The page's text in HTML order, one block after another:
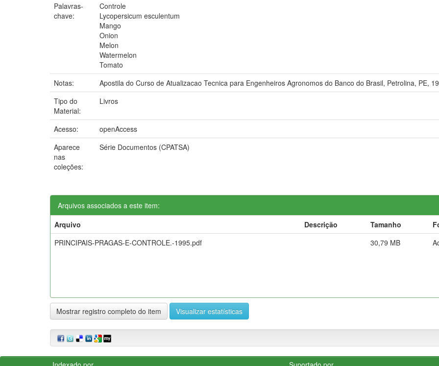
Palavras-
chave:
Controle
Lycopersicum esculentum
Mango
Onion
Melon
Watermelon
Tomato
Notas:
Apostila do Curso de Atualizacao Tecnica para Engenheiros Agronomos do Banco do Brasil, Petrolina, PE,
Tipo do
Material:
Livros
Acesso:
openAccess
Aparece
nas
coleções:
Série Documentos (CPATSA)
Arquivos associados a este item:
Arquivo
Descrição Tamanho
PRINCIPAIS-PRAGAS-E-CONTROLE.-1995.pdf
30,79 MB
Mostrar registro completo do item Visualizar estatísticas